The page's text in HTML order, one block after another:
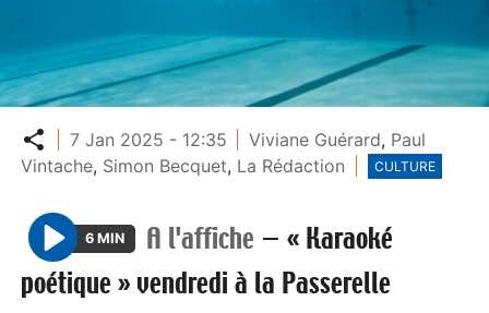
Partager
7 Jan 2025 - 12:35 Viviane Guérard, Paul
Vintache, Simon Becquet, La Rédaction CULTURE
P
l
6 MIN A l'affiche — « Karaoké
poétique » vendredi à la Passerelle